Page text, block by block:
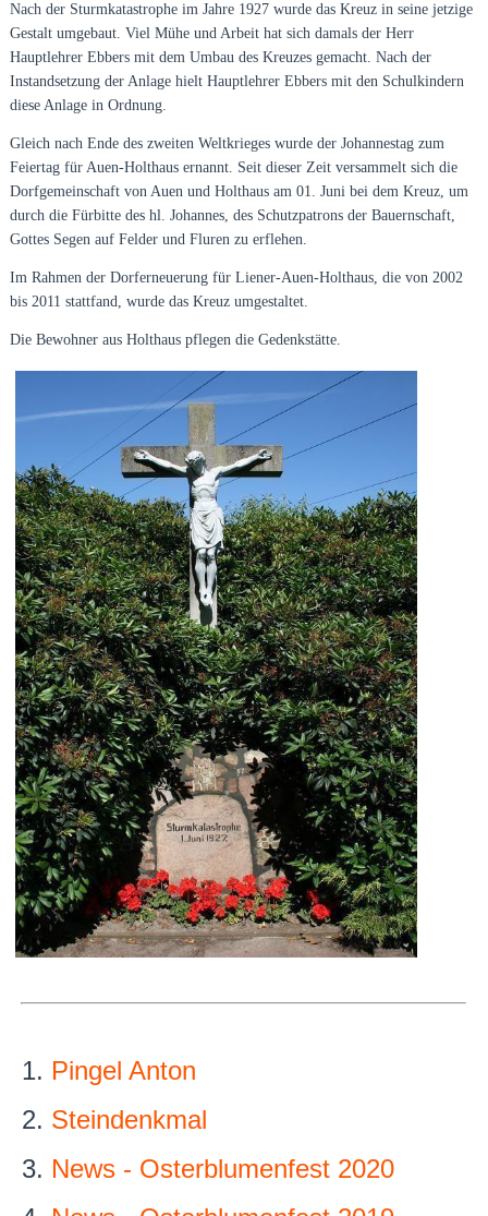
Nach der Sturmkatastrophe im Jahre 1927 wurde das Kreuz in seine jetzige
Gestalt umgebaut. Viel Mühe und Arbeit hat sich damals der Herr
Hauptlehrer Ebbers mit dem Umbau des Kreuzes gemacht. Nach der
Instandsetzung der Anlage hielt Hauptlehrer Ebbers mit den Schulkindern
diese Anlage in Ordnung.
Gleich nach Ende des zweiten Weltkrieges wurde der Johannestag zum
Feiertag für Auen-Holthaus ernannt. Seit dieser Zeit versammelt sich die
Dorfgemeinschaft von Auen und Holthaus am 01. Juni bei dem Kreuz, um
durch die Fürbitte des hl. Johannes, des Schutzpatrons der Bauernschaft,
Gottes Segen auf Felder und Fluren zu erflehen.
Im Rahmen der Dorferneuerung für Liener-Auen-Holthaus, die von 2002
bis 2011 stattfand, wurde das Kreuz umgestaltet.
Die Bewohner aus Holthaus pflegen die Gedenkstätte.
Pingel Anton
Steindenkmal
News - Osterblumenfest 2020